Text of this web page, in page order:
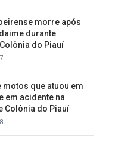
morre após
durante
do Piauí
motos que atuou em
em acidente na
Colônia do Piauí